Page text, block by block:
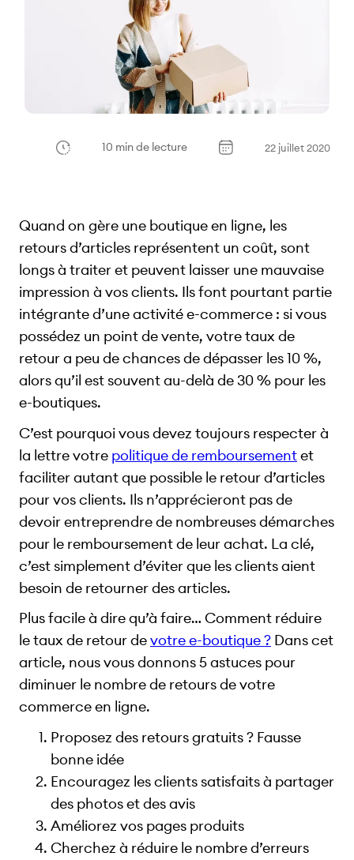
10 min de lecture 22 juillet 2020
Quand on gère une boutique en ligne, les
retours d’articles représentent un coût, sont
longs à traiter et peuvent laisser une mauvaise
impression à vos clients. Ils font pourtant partie
intégrante d’une activité e-commerce : si vous
possédez un point de vente, votre taux de
retour a peu de chances de dépasser les 10 %,
alors qu’il est souvent au-delà de 30 % pour les
e-boutiques.
C’est pourquoi vous devez toujours respecter à
la lettre votre politique de remboursementet
faciliter autant que possible le retour d’articles
pour vos clients. Ils n’apprécieront pas de
devoir entreprendre de nombreuses démarches
pour le remboursement de leur achat. La clé,
c’est simplement d’éviter que les clients aient
besoin de retourner des articles.
Plus facile à dire qu’à faire… Comment réduire
le taux de retour devotre e-boutique ? Dans cet
article, nous vous donnons 5 astuces pour
diminuer le nombre de retours de votre
commerce en ligne.
Proposez des retours gratuits ? Fausse
bonne idée
Encouragez les clients satisfaits à partager
des photos et des avis
Améliorez vos pages produits
Cherchez à réduire le nombre d’erreurs